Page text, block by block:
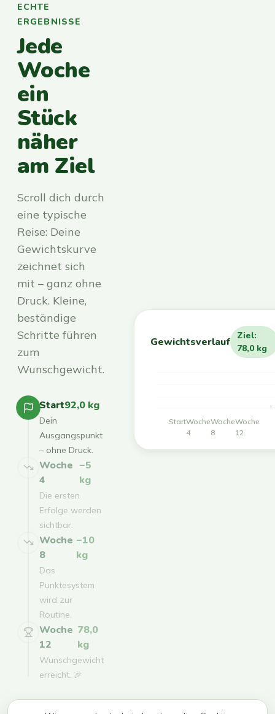
ECHTE
ERGEBNISSE
Jede
Woche
ein
Stück
näher
am Ziel
Scroll dich durch
eine typische
Reise: Deine
Gewichtskurve
zeichnet sich
mit – ganz ohne
Druck. Kleine,
beständige
Schritte führen
zum
Wunschgewicht.
Start92,0 kg
Dein
Ausgangspunkt
– ohne Druck.
Woche
4
−5
kg
Die ersten
Erfolge werden
sichtbar.
Woche
8
−10
kg
Das
Punktesystem
wird zur
Routine.
Woche
12
78,0
kg
Wunschgewicht
erreicht. 🎉
Gewichtsverlauf
Ziel:
78,0 kg
StartWoche
4
Woche
8
Woche
12